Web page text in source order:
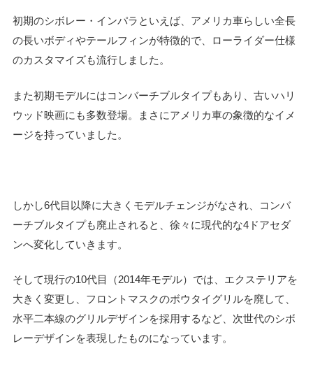
初期のシボレー・インパラといえば、アメリカ車らしい全長
の長いボディやテールフィンが特徴的で、ローライダー仕様
のカスタマイズも流行しました。
また初期モデルにはコンバーチブルタイプもあり、古いハリ
ウッド映画にも多数登場。まさにアメリカ車の象徴的なイメ
ージを持っていました。
しかし6代目以降に大きくモデルチェンジがなされ、コンバ
ーチブルタイプも廃止されると、徐々に現代的な4ドアセダ
ンへ変化していきます。
そして現行の10代目（2014年モデル）では、エクステリアを
大きく変更し、フロントマスクのボウタイグリルを廃して、
水平二本線のグリルデザインを採用するなど、次世代のシボ
レーデザインを表現したものになっています。